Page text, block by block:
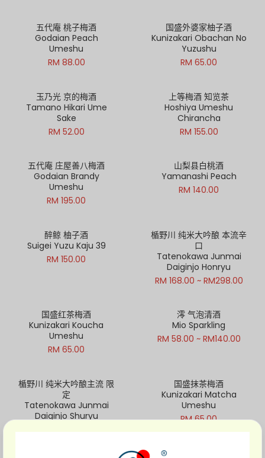
五代庵 桃子梅酒
Godaian Peach
Umeshu
RM 88.00
国盛外婆家柚子酒
Kunizakari Obachan No
Yuzushu
RM 65.00
玉乃光 京的梅酒
Tamano Hikari Ume
Sake
RM 52.00
上等梅酒 知览茶
Hoshiya Umeshu
Chirancha
RM 155.00
五代庵 庄屋善八梅酒
Godaian Brandy
Umeshu
RM 195.00
山梨县白桃酒
Yamanashi Peach
RM 140.00
醉鲸 柚子酒
Suigei Yuzu Kaju 39
RM 150.00
楯野川 纯米大吟酿 本流辛
口
Tatenokawa Junmai
Daiginjo Honryu
RM 168.00 ~ RM298.00
国盛红茶梅酒
Kunizakari Koucha
Umeshu
RM 65.00
澪 气泡清酒
Mio Sparkling
RM 58.00 ~ RM140.00
楯野川 纯米大吟酿主流 限
定
Tatenokawa Junmai
Daiginjo Shuryu
RM 178.00 ~ RM298.00
国盛抹茶梅酒
Kunizakari Matcha
Umeshu
RM 65.00